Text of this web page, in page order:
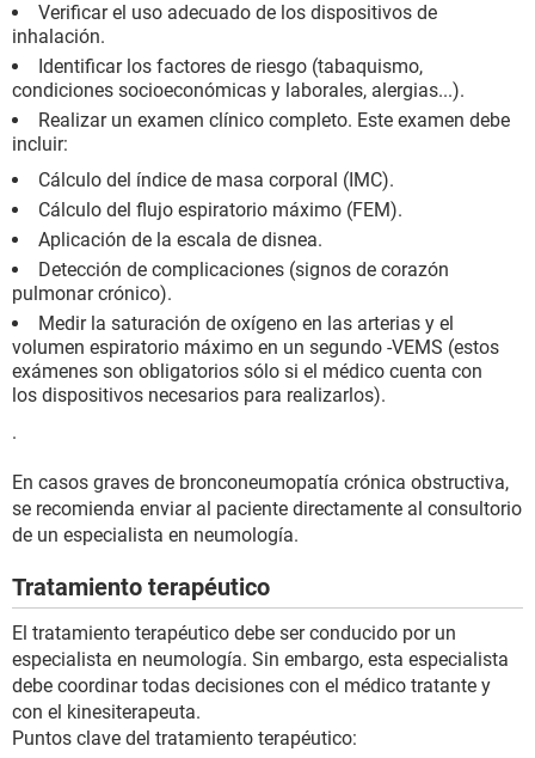
Verificar el uso adecuado de los dispositivos de
inhalación.
Identificar los factores de riesgo (tabaquismo,
condiciones socioeconómicas y laborales, alergias...).
Realizar un examen clínico completo. Este examen debe
incluir:
Cálculo del índice de masa corporal (IMC).
Cálculo del flujo espiratorio máximo (FEM).
Aplicación de la escala de disnea.
Detección de complicaciones (signos de corazón
pulmonar crónico).
Medir la saturación de oxígeno en las arterias y el
volumen espiratorio máximo en un segundo -VEMS (estos
exámenes son obligatorios sólo si el médico cuenta con
los dispositivos necesarios para realizarlos).
.
En casos graves de bronconeumopatía crónica obstructiva,
se recomienda enviar al paciente directamente al consultorio
de un especialista en neumología.
Tratamiento terapéutico
El tratamiento terapéutico debe ser conducido por un
especialista en neumología. Sin embargo, esta especialista
debe coordinar todas decisiones con el médico tratante y
con el kinesiterapeuta.
Puntos clave del tratamiento terapéutico: